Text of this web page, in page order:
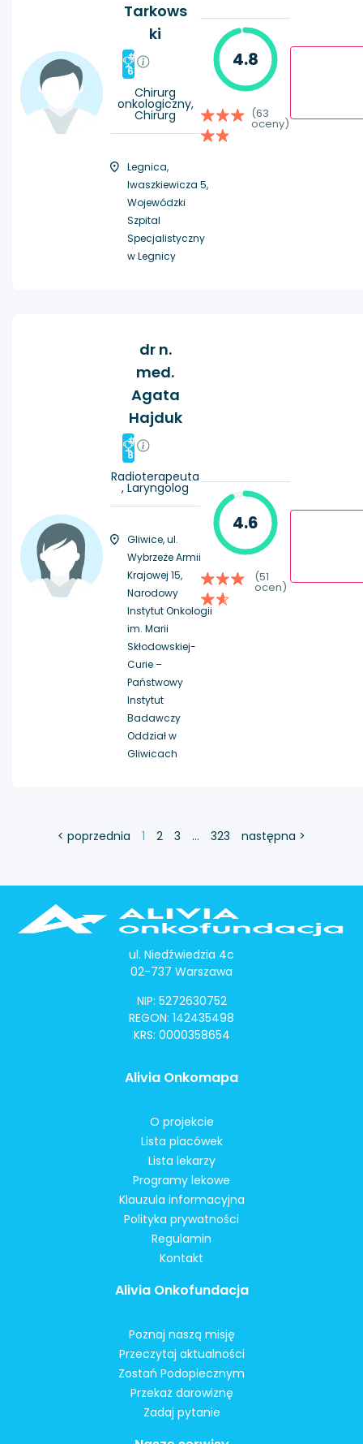
Tarkows
ki
#
6
Chirurg
onkologiczny,
Chirurg
Legnica,
Iwaszkiewicza 5,
Wojewódzki
Szpital
Specjalistyczny
w Legnicy
4.8
(63
oceny)
dr n.
med.
Agata
Hajduk
#
8
Radioterapeuta
, Laryngolog
Gliwice, ul.
Wybrzeże Armii
Krajowej 15,
Narodowy
Instytut Onkologii
im. Marii
Skłodowskiej-
Curie –
Państwowy
Instytut
Badawczy
Oddział w
Gliwicach
4.6
(51
ocen)
< poprzednia 1 2 3 … 323 następna >
ul. Niedźwiedzia 4c
02-737 Warszawa
NIP: 5272630752
REGON: 142435498
KRS: 0000358654
Alivia Onkomapa
O projekcie
Lista placówek
Lista lekarzy
Programy lekowe
Klauzula informacyjna
Polityka prywatności
Regulamin
Kontakt
Alivia Onkofundacja
Poznaj naszą misję
Przeczytaj aktualności
Zostań Podopiecznym
Przekaż darowiznę
Zadaj pytanie